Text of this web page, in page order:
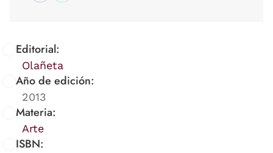
Editorial:
Olañeta
Año de edición:
2013
Materia:
Arte
ISBN: